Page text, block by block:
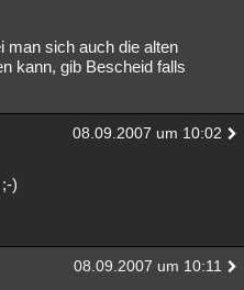
man sich auch die alten
kann, gib Bescheid falls
08.09.2007 um 10:02
)
08.09.2007 um 10:11